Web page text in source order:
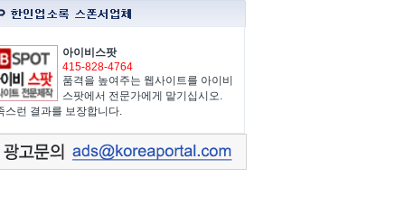
아이비스팟
415-828-4764
품격을 높여주는 웹사이트를 아이비
스팟에서 전문가에게 맡기십시오.
스런 결과를 보장합니다.